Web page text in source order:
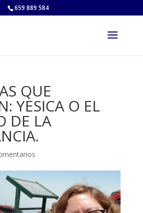
659 889 584
QUE
YESICA O EL
DE LA